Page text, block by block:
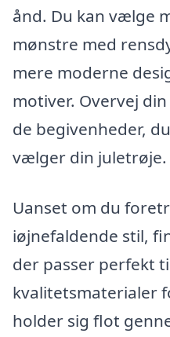
ånd. Du kan vælge
mønstre med
mere moderne
motiver. Overvej
de begivenheder,
vælger din juletrøje.
Uanset om du
iøjnefaldende stil,
der passer perfekt
kvalitetsmaterialer
holder sig flot